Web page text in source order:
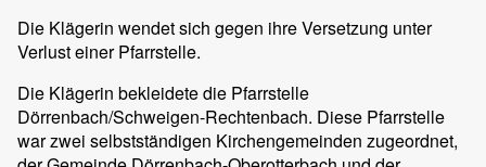
Die Klägerin wendet sich gegen ihre Versetzung unter
Verlust einer Pfarrstelle.
Die Klägerin bekleidete die Pfarrstelle
Dörrenbach/Schweigen-Rechtenbach. Diese Pfarrstelle
war zwei selbstständigen Kirchengemeinden zugeordnet,